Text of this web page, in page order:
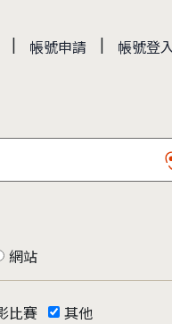
| 帳號申請 | 帳號登
網站
比賽 其他